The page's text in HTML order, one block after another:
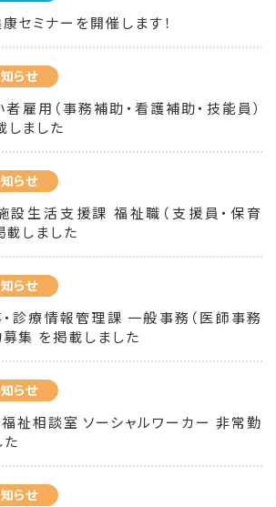
セミナーを開催します！
らせ
雇用（事務補助・看護補助・技能員）
ました
らせ
設生活支援課 福祉職（支援員・保育
しました
らせ
診療情報管理課 一般事務（医師事務
集 を掲載しました
らせ
祉相談室 ソーシャルワーカー 非常勤
らせ